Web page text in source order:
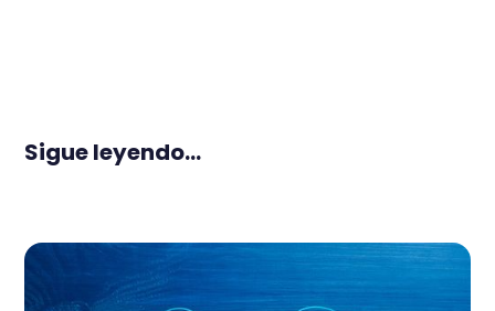
Sigue leyendo...